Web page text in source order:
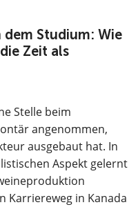
dem Studium: Wie
Zeit als
Stelle beim
angenommen,
ausgebaut hat. In
Aspekt gelernt
Karriereweg in Kanada